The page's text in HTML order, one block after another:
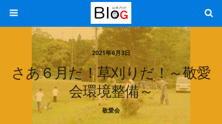
2021年6月3日
さあ６月だ！草刈りだ！～敬愛
会環境整備～
敬愛会